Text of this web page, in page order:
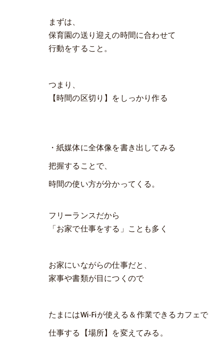
まずは、
保育園の送り迎えの時間に合わせて
行動をすること。
つまり、
【時間の区切り】をしっかり作る
・紙媒体に全体像を書き出してみる
把握することで、
時間の使い方が分かってくる。
フリーランスだから
「お家で仕事をする」ことも多く
お家にいながらの仕事だと、
家事や書類が目につくので
たまにはWi-Fiが使える＆作業できるカフェで
仕事する【場所】を変えてみる。